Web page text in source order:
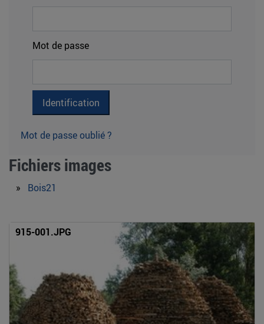
Mot de passe
Mot de passe oublié ?
Fichiers images
» Bois21
915-001.JPG